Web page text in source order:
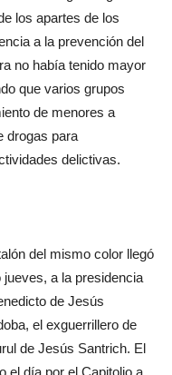
los apartes de los
a la prevención del
no había tenido mayor
que varios grupos
de menores a
drogas para
delictivas.
del mismo color llegó
a la presidencia
de Jesús
el exguerrillero de
de Jesús Santrich. El
el día por el Capitolio a